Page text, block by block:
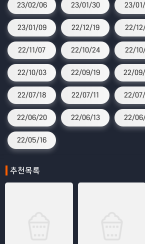
23/02/06 23/01/30 23/
23/01/09 22/12/19 22/
22/11/07 22/10/24 22/
22/10/03 22/09/19 22/
22/07/18 22/07/11 22/
22/06/20 22/06/13 22/
22/05/16
추천목록